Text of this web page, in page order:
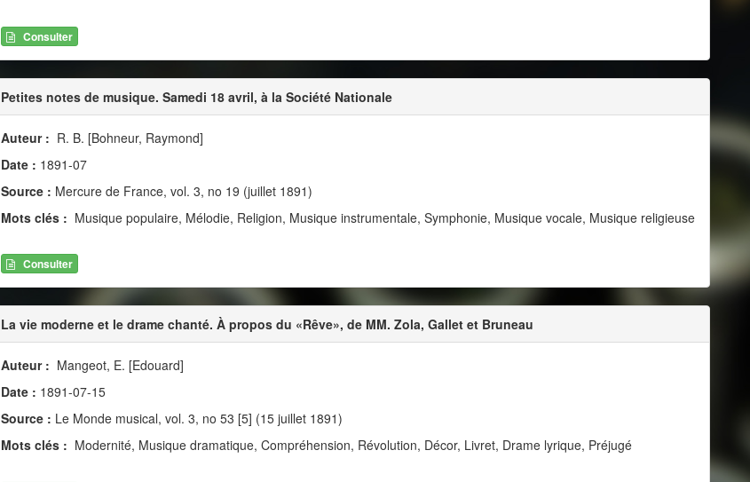
Consulter
Petites notes de musique. Samedi 18 avril, à la Société Nationale
Auteur : R. B. [Bohneur, Raymond]
Date : 1891-07
Source : Mercure de France, vol. 3, no 19 (juillet 1891)
Mots clés : Musique populaire, Mélodie, Religion, Musique instrumentale, Symphonie, Musique vocale, Musique religieuse
Consulter
La vie moderne et le drame chanté. À propos du «Rêve», de MM. Zola, Gallet et Bruneau
Auteur : Mangeot, E. [Edouard]
Date : 1891-07-15
Source : Le Monde musical, vol. 3, no 53 [5] (15 juillet 1891)
Mots clés : Modernité, Musique dramatique, Compréhension, Révolution, Décor, Livret, Drame lyrique, Préjugé